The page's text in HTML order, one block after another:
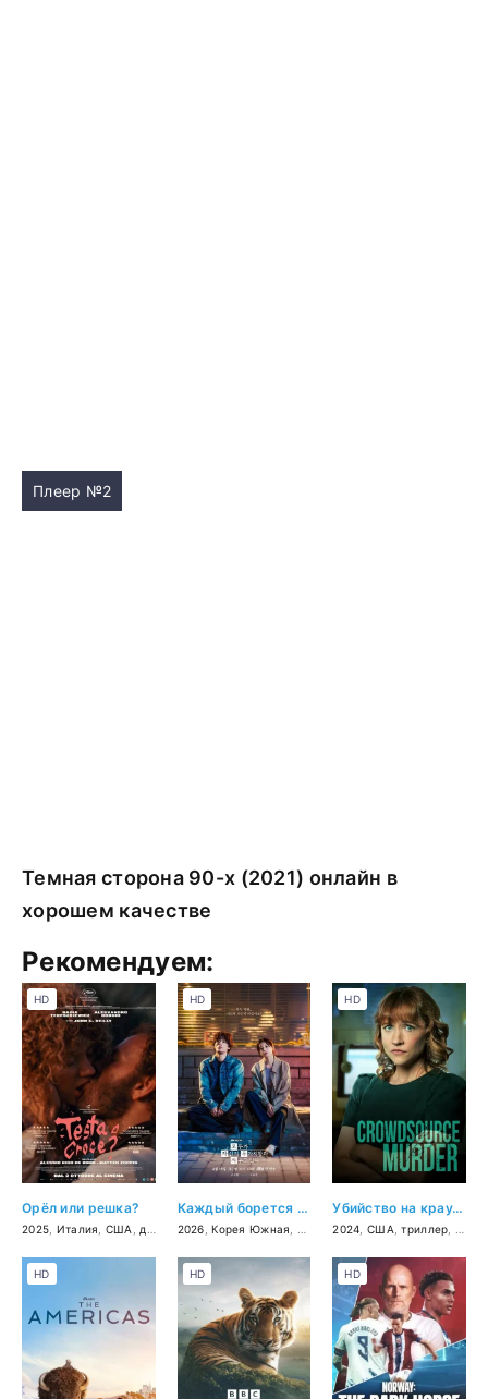
Плеер №2
Темная сторона 90-х (2021) онлайн в
хорошем качестве
Рекомендуем:
Орёл или решка?
2025 Италия США драма ,вестерн
HD
Каждый борется со своей собственной никчёмностью
2026 ,Корея Южная драма
HD
Убийство на краудсорсинге
2024 США ,триллер
HD
HD HD HD